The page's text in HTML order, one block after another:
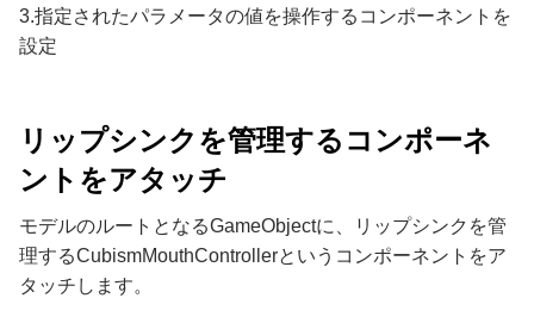
3.指定されたパラメータの値を操作するコンポーネントを
設定
リップシンクを管理するコンポーネ
ントをアタッチ
モデルのルートとなるGameObjectに、リップシンクを管
理するCubismMouthControllerというコンポーネントをア
タッチします。